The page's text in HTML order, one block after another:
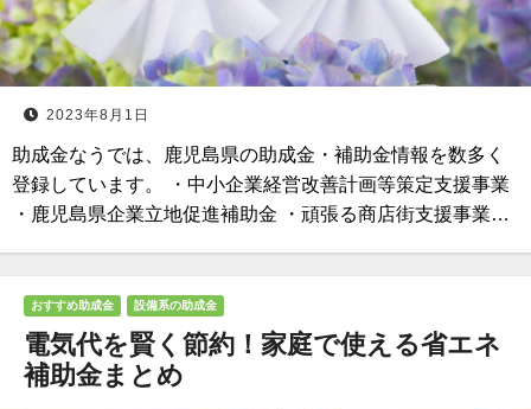
2023年8月1日
助成金なうでは、鹿児島県の助成金・補助金情報を数多く
登録しています。 ・中小企業経営改善計画等策定支援事業
・鹿児島県企業立地促進補助金 ・頑張る商店街支援事業…
おすすめ助成金 設備系の助成金
電気代を賢く節約！家庭で使える省エネ
補助金まとめ